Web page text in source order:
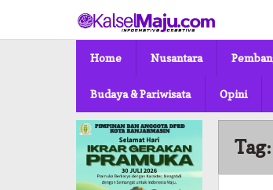
konten
Home Nusantara
Budaya & Pariwisata Opini
Tag: